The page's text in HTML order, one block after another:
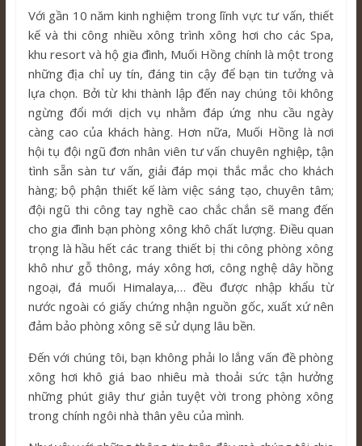
Với gần 10 năm kinh nghiệm trong lĩnh vực tư vấn, thiết
kế và thi công nhiều xông trình xông hơi cho các Spa,
khu resort và hộ gia đình, Muối Hồng chính là một trong
những địa chỉ uy tín, đáng tin cậy để bạn tin tưởng và
lựa chọn. Bởi từ khi thành lập đến nay chúng tôi không
ngừng đổi mới dịch vụ nhằm đáp ứng nhu cầu ngày
càng cao của khách hàng. Hơn nữa, Muối Hồng là nơi
hội tụ đội ngũ đơn nhân viên tư vấn chuyên nghiệp, tận
tình sẵn sàn tư vấn, giải đáp mọi thắc mắc cho khách
hàng; bộ phận thiết kế làm việc sáng tạo, chuyên tâm;
đội ngũ thi công tay nghề cao chắc chắn sẽ mang đến
cho gia đình bạn phòng xông khô chất lượng. Điều quan
trọng là hầu hết các trang thiết bị thi công phòng xông
khô như gỗ thông, máy xông hơi, công nghệ dây hồng
ngoại, đá muối Himalaya,… đều được nhập khẩu từ
nước ngoài có giấy chứng nhận nguồn gốc, xuất xứ nên
đảm bảo phòng xông sẽ sử dụng lâu bền.
Đến với chúng tôi, bạn không phải lo lắng vấn đề phòng
xông hơi khô giá bao nhiêu mà thoải sức tận hưởng
những phút giây thư giản tuyệt vời trong phòng xông
trong chính ngôi nhà thân yêu của mình.